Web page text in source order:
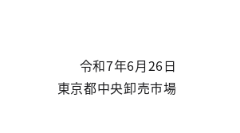
令和7年6月26日
東京都中央卸売市場